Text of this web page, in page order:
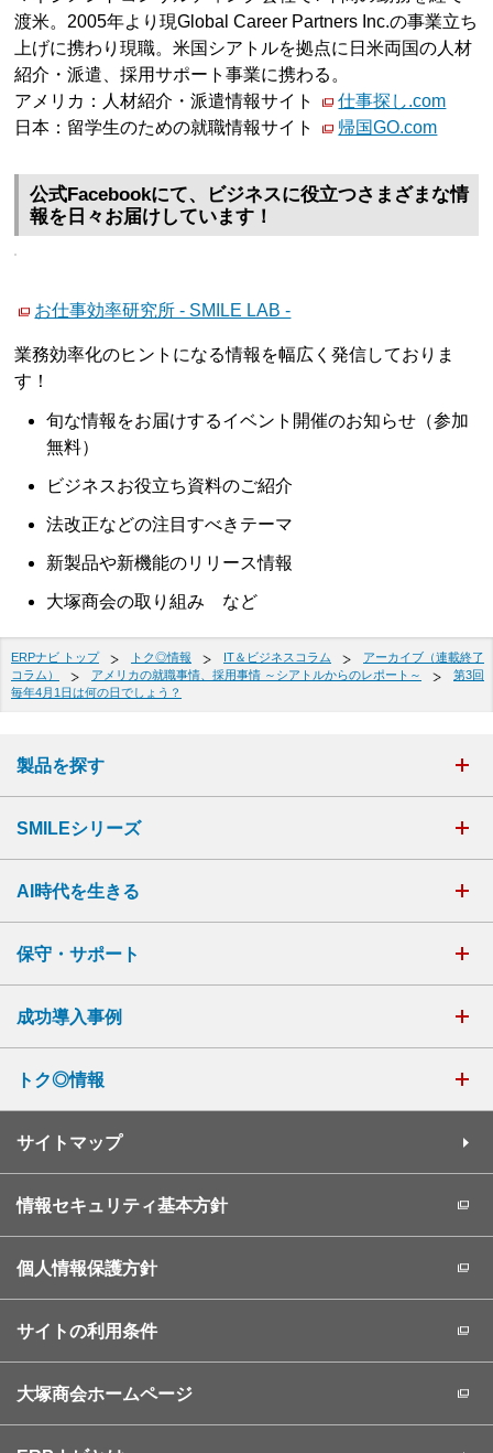
渡米。2005年より現Global Career Partners Inc.の事業立ち
上げに携わり現職。米国シアトルを拠点に日米両国の人材
紹介・派遣、採用サポート事業に携わる。
アメリカ：人材紹介・派遣情報サイト
仕事探し.com
日本：留学生のための就職情報サイト
帰国GO.com
公式Facebookにて、ビジネスに役立つさまざまな情
報を日々お届けしています！
お仕事効率研究所 - SMILE LAB -
業務効率化のヒントになる情報を幅広く発信しておりま
す！
旬な情報をお届けするイベント開催のお知らせ（参加
無料）
ビジネスお役立ち資料のご紹介
法改正などの注目すべきテーマ
新製品や新機能のリリース情報
大塚商会の取り組み など
ERPナビ トップ トク◎情報 IT＆ビジネスコラム
アーカイブ（連載終了
コラム）
アメリカの就職事情、採用事情 ～シアトルからのレポート～
第3回
毎年4月1日は何の日でしょう？
製品を探す
SMILEシリーズ
AI時代を生きる
保守・サポート
成功導入事例
トク◎情報
サイトマップ
情報セキュリティ基本方針
個人情報保護方針
サイトの利用条件
大塚商会ホームページ